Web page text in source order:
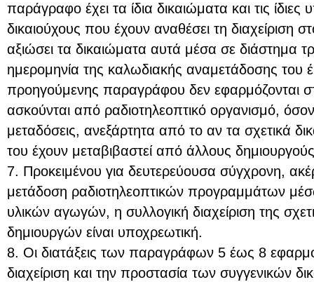
παράγραφο έχει τα ίδια δικαιώματα και τις
δικαιούχους που έχουν αναθέσει τη διαχείριση
αξιώσει τα δικαιώματα αυτά μέσα σε διάστημα
ημερομηνία της καλωδιακής αναμετάδοσης του
προηγούμενης παραγράφου δεν εφαρμόζονται
ασκούνται από ραδιοτηλεοπτικό οργανισμό,
μεταδόσεις, ανεξάρτητα από το αν τα σχετικά
του έχουν μεταβιβαστεί από άλλους
7. Προκειμένου για δευτερεύουσα σύγχρονη,
μετάδοση ραδιοτηλεοπτικών προγραμμάτων
υλικών αγωγών, η συλλογική διαχείριση της
δημιουργών είναι υποχρεωτική.
8. Οι διατάξεις των παραγράφων 5 έως 8
διαχείριση και την προστασία των συγγενικών